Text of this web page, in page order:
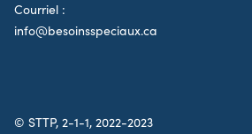
Courriel :
info@besoinsspeciaux.ca
© STTP, 2-1-1, 2022-2023